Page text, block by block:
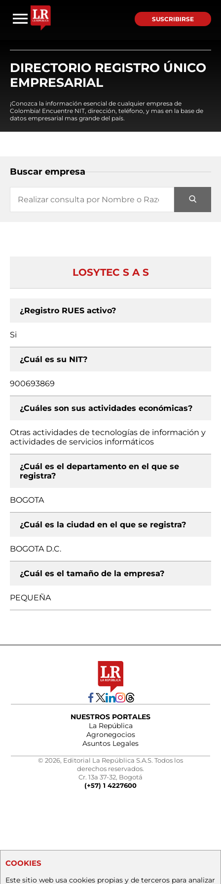
SUSCRIBIRSE
DIRECTORIO REGISTRO ÚNICO
EMPRESARIAL
¡Conozca la información esencial de cualquier empresa de
Colombia! Encuentre NIT, dirección, teléfono, y mas en la base de
datos empresarial mas grande del país.
Buscar empresa
LOSYTEC S A S
¿Registro RUES activo?
Si
¿Cuál es su NIT?
900693869
¿Cuáles son sus actividades económicas?
Otras actividades de tecnologías de información y
actividades de servicios informáticos
¿Cuál es el departamento en el que se
registra?
BOGOTA
¿Cuál es la ciudad en el que se registra?
BOGOTA D.C.
¿Cuál es el tamaño de la empresa?
PEQUEÑA
NUESTROS PORTALES
La República
Agronegocios
Asuntos Legales
© 2026, Editorial La República S.A.S. Todos los
derechos reservados.
Cr. 13a 37-32, Bogotá
(+57) 1 4227600
COOKIES
Este sitio web usa cookies propias y de terceros para analizar